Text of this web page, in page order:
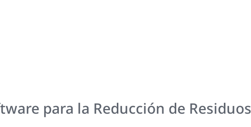
para la Reducción de Residuos